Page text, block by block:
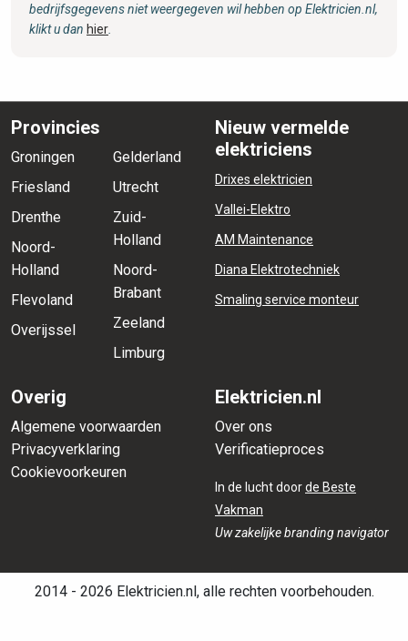
bedrijfsgegevens niet weergegeven wil hebben op Elektricien.nl,
klikt u dan hier
Provincies
Groningen
Friesland
Drenthe
Noord-
Holland
Flevoland
Overijssel
Gelderland
Utrecht
Zuid-
Holland
Noord-
Brabant
Zeeland
Limburg
Nieuw vermelde
elektriciens
Drixes elektricien
Vallei-Elektro
AM Maintenance
Diana Elektrotechniek
Smaling service monteur
Overig
Algemene voorwaarden
Privacyverklaring
Cookievoorkeuren
Elektricien.nl
Over ons
Verificatieproces
In de lucht doorde Beste
Vakman
Uw zakelijke branding navigator
2014 - 2026 Elektricien.nl, alle rechten voorbehouden.